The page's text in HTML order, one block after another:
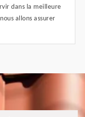
dans la meilleure
allons assurer